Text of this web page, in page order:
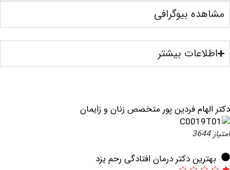
بیوگرافی
بیشتر
فردین پور متخصص زنان و زایمان
دکتر درمان افتادگی رحم یزد